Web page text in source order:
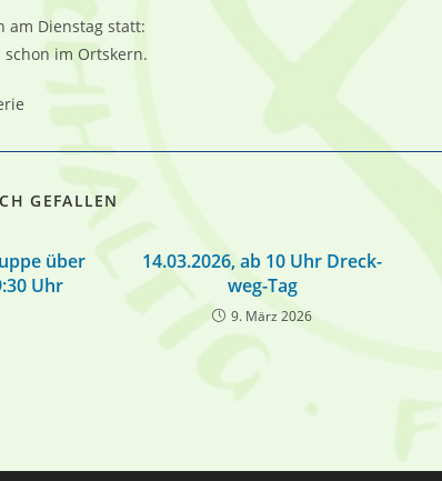
am Dienstag statt:
schon im Ortskern.
GEFALLEN
über
Uhr
14.03.2026, ab 10 Uhr Dreck-
weg-Tag
9. März 2026